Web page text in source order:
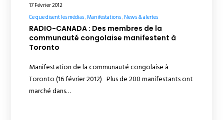
17 Février 2012
Ce que disent les médias Manifestations News & alertes
RADIO-CANADA : Des membres de la
communauté congolaise manifestent à
Toronto
Manifestation de la communauté congolaise à
Toronto (16 février 2012) Plus de 200 manifestants ont
marché dans…